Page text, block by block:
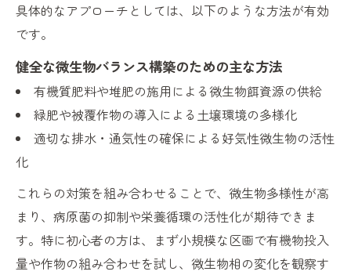
具体的なアプローチとしては、以下のような方法が有効
です。
健全な微生物バランス構築のための主な方法
有機質肥料や堆肥の施用による微生物餌資源の供給
緑肥や被覆作物の導入による土壌環境の多様化
適切な排水・通気性の確保による好気性微生物の活性
化
これらの対策を組み合わせることで、微生物多様性が高
まり、病原菌の抑制や栄養循環の活性化が期待できま
す。特に初心者の方は、まず小規模な区画で有機物投入
量や作物の組み合わせを試し、微生物相の変化を観察す